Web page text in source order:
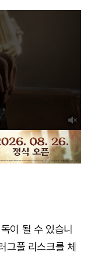
이 될 수 있습니
그풀 리스크를 체